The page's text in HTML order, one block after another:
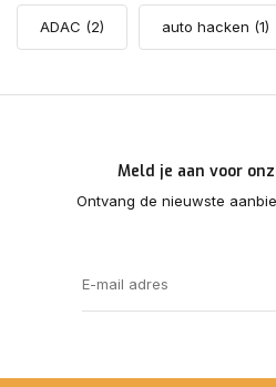
ADAC (2) auto hacken (1)
Meld je aan voor
Ontvang de nieuwste